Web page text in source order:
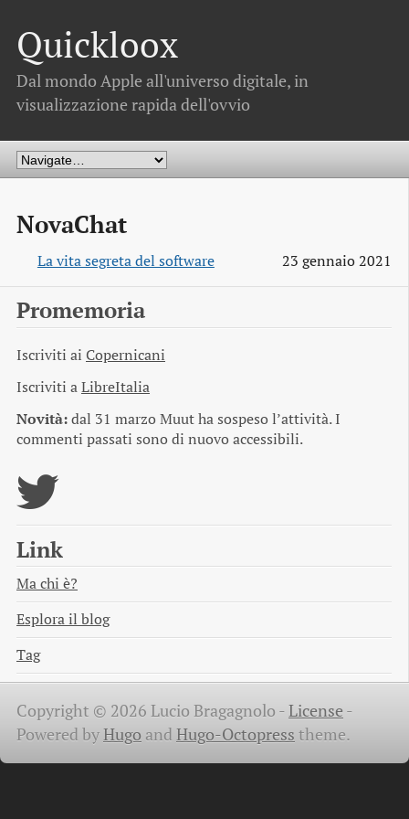
Quickloox
Dal mondo Apple all'universo digitale, in
visualizzazione rapida dell'ovvio
NovaChat
La vita segreta del software 23 gennaio 2021
Promemoria
Iscriviti ai Copernicani
Iscriviti aLibreItalia
Novità:dal 31 marzo Muut ha sospeso l’attività. I
commenti passati sono di nuovo accessibili.
Link
Ma chi è?
Esplora il blog
Tag
Copyright © 2026 Lucio Bragagnolo -License -
Powered byHugo and Hugo-Octopress theme.